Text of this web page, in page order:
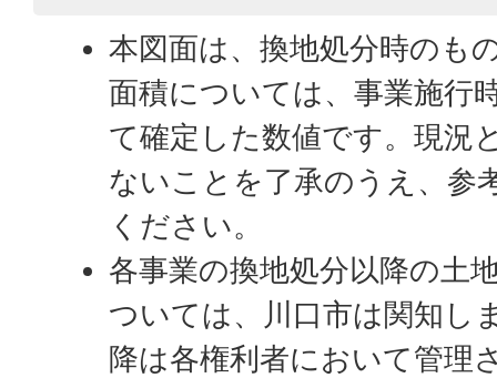
本図面は、換地処分時のも
面積については、事業施行
て確定した数値です。現況
ないことを了承のうえ、参
ください。
各事業の換地処分以降の土
ついては、川口市は関知し
降は各権利者において管理